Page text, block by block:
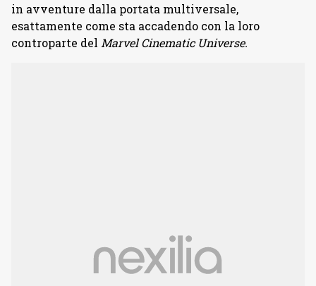
in avventure dalla portata multiversale,
esattamente come sta accadendo con la loro
controparte del Marvel Cinematic Universe.